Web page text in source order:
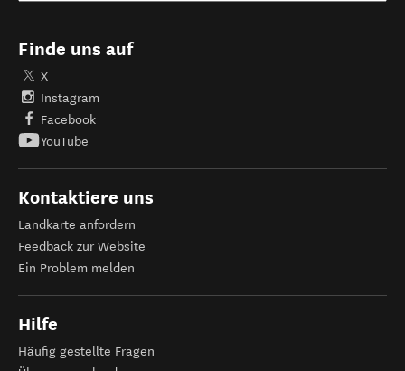
Finde uns auf
X
Instagram
Facebook
YouTube
Kontaktiere uns
Landkarte anfordern
Feedback zur Website
Ein Problem melden
Hilfe
Häufig gestellte Fragen